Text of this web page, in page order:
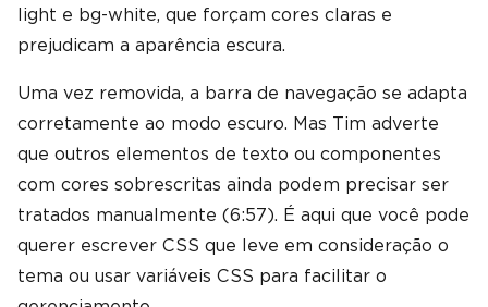
light e bg-white, que forçam cores claras e
prejudicam a aparência escura.
Uma vez removida, a barra de navegação se adapta
corretamente ao modo escuro. Mas Tim adverte
que outros elementos de texto ou componentes
com cores sobrescritas ainda podem precisar ser
tratados manualmente (6:57). É aqui que você pode
querer escrever CSS que leve em consideração o
tema ou usar variáveis ​​CSS para facilitar o